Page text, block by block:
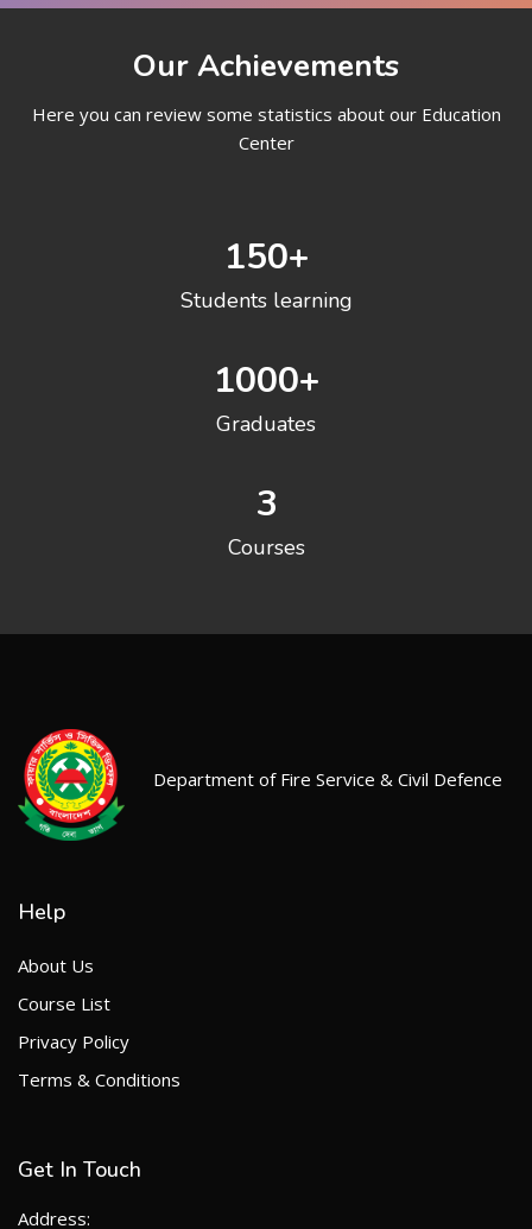
Our Achievements
Here you can review some statistics about our Education
Center
150+
Students learning
1000+
Graduates
3
Courses
Department of Fire Service & Civil Defence
Help
About Us
Course List
Privacy Policy
Terms & Conditions
Get In Touch
Address: